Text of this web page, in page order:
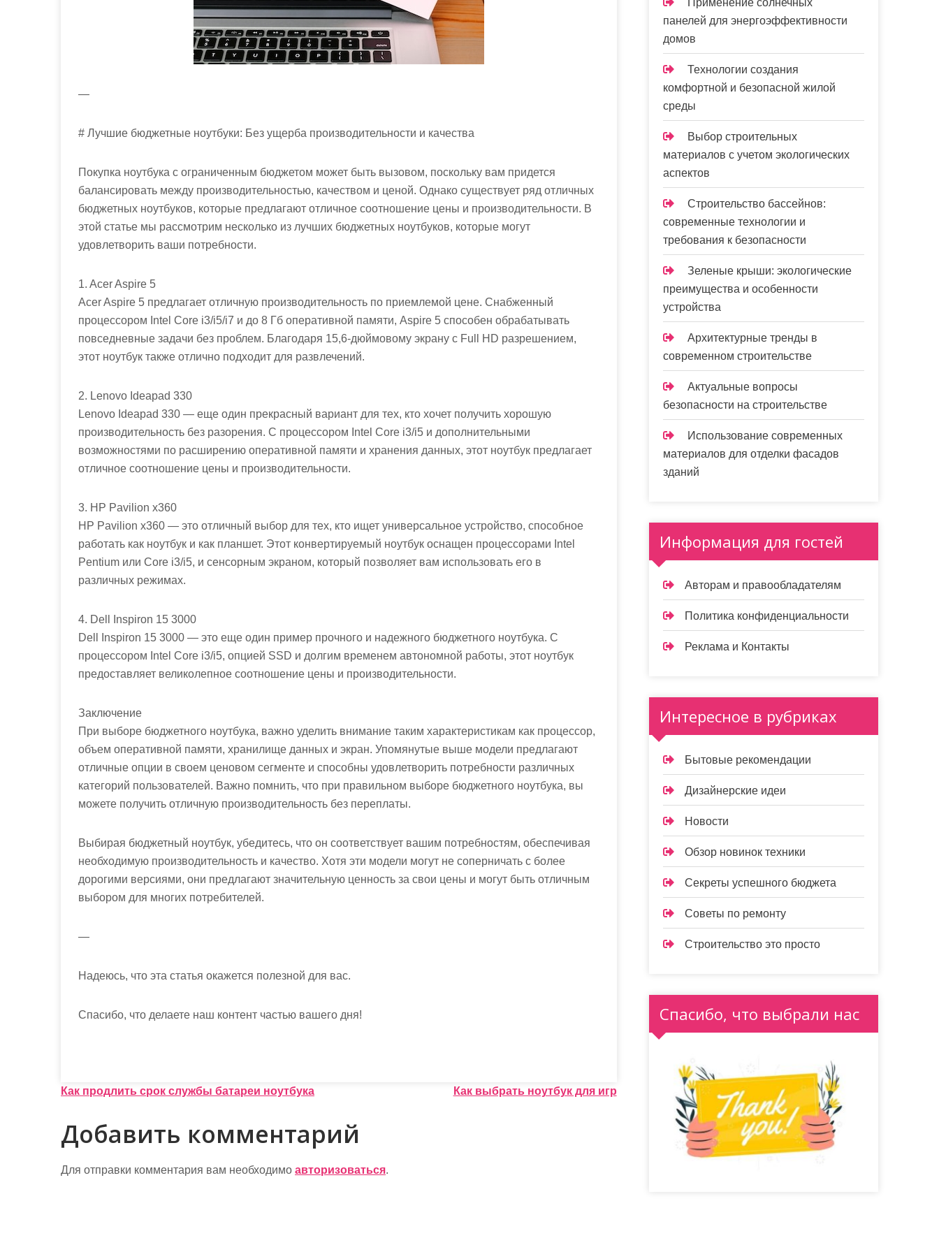
—
# Лучшие бюджетные ноутбуки: Без ущерба производительности и качества
Покупка ноутбука с ограниченным бюджетом может быть вызовом, поскольку вам придется
балансировать между производительностью, качеством и ценой. Однако существует ряд отличных
бюджетных ноутбуков, которые предлагают отличное соотношение цены и производительности. В
этой статье мы рассмотрим несколько из лучших бюджетных ноутбуков, которые могут
удовлетворить ваши потребности.
1. Acer Aspire 5
Acer Aspire 5 предлагает отличную производительность по приемлемой цене. Снабженный
процессором Intel Core i3/i5/i7 и до 8 Гб оперативной памяти, Aspire 5 способен обрабатывать
повседневные задачи без проблем. Благодаря 15,6-дюймовому экрану с Full HD разрешением,
этот ноутбук также отлично подходит для развлечений.
2. Lenovo Ideapad 330
Lenovo Ideapad 330 — еще один прекрасный вариант для тех, кто хочет получить хорошую
производительность без разорения. С процессором Intel Core i3/i5 и дополнительными
возможностями по расширению оперативной памяти и хранения данных, этот ноутбук предлагает
отличное соотношение цены и производительности.
3. HP Pavilion x360
HP Pavilion x360 — это отличный выбор для тех, кто ищет универсальное устройство, способное
работать как ноутбук и как планшет. Этот конвертируемый ноутбук оснащен процессорами Intel
Pentium или Core i3/i5, и сенсорным экраном, который позволяет вам использовать его в
различных режимах.
4. Dell Inspiron 15 3000
Dell Inspiron 15 3000 — это еще один пример прочного и надежного бюджетного ноутбука. С
процессором Intel Core i3/i5, опцией SSD и долгим временем автономной работы, этот ноутбук
предоставляет великолепное соотношение цены и производительности.
Заключение
При выборе бюджетного ноутбука, важно уделить внимание таким характеристикам как процессор,
объем оперативной памяти, хранилище данных и экран. Упомянутые выше модели предлагают
отличные опции в своем ценовом сегменте и способны удовлетворить потребности различных
категорий пользователей. Важно помнить, что при правильном выборе бюджетного ноутбука, вы
можете получить отличную производительность без переплаты.
Выбирая бюджетный ноутбук, убедитесь, что он соответствует вашим потребностям, обеспечивая
необходимую производительность и качество. Хотя эти модели могут не соперничать с более
дорогими версиями, они предлагают значительную ценность за свои цены и могут быть отличным
выбором для многих потребителей.
—
Надеюсь, что эта статья окажется полезной для вас.
Спасибо, что делаете наш контент частью вашего дня!
Н
а
в
и
Как продлить срок службы батареи ноутбука Как выбрать ноутбук для игр
Добавить комментарий
Для отправки комментария вам необходимо авторизоваться.
Применение солнечных
панелей для энергоэффективности
домов
Технологии создания
комфортной и безопасной жилой
среды
Выбор строительных
материалов с учетом экологических
аспектов
Строительство бассейнов:
современные технологии и
требования к безопасности
Зеленые крыши: экологические
преимущества и особенности
устройства
Архитектурные тренды в
современном строительстве
Актуальные вопросы
безопасности на строительстве
Использование современных
материалов для отделки фасадов
зданий
Информация для гостей
Авторам и правообладателям
Политика конфиденциальности
Реклама и Контакты
Интересное в рубриках
Бытовые рекомендации
Дизайнерские идеи
Новости
Обзор новинок техники
Секреты успешного бюджета
Советы по ремонту
Строительство это просто
Спасибо, что выбрали нас